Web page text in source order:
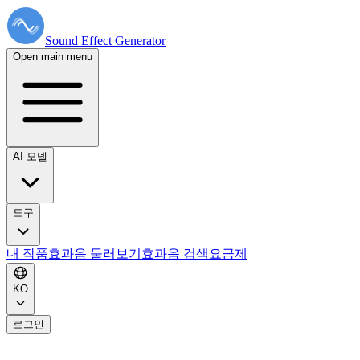
Sound Effect Generator
Open main menu
AI 모델
도구
내 작품효과음 둘러보기 효과음 검색 요금제
KO
로그인